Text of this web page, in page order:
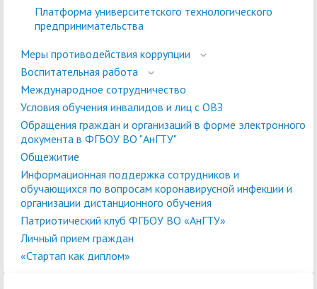
Платформа университетского технологического
предпринимательства
Меры противодействия коррупции
Воспитательная работа
Международное сотрудничество
Условия обучения инвалидов и лиц с ОВЗ
Обращения граждан и организаций в форме электронного
документа в ФГБОУ ВО "АнГТУ"
Общежитие
Информационная поддержка сотрудников и
обучающихся по вопросам коронавирусной инфекции и
организации дистанционного обучения
Патриотический клуб ФГБОУ ВО «АнГТУ»
Личный прием граждан
«Стартап как диплом»